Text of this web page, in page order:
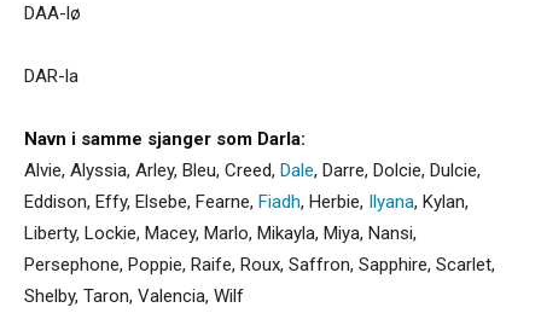
DAA-lø
DAR-la
Navn i samme sjanger som Darla:
Alvie, Alyssia, Arley, Bleu, Creed, Dale, Darre, Dolcie, Dulcie,
Eddison, Effy, Elsebe, Fearne, Fiadh, Herbie, Ilyana, Kylan,
Liberty, Lockie, Macey, Marlo, Mikayla, Miya, Nansi,
Persephone, Poppie, Raife, Roux, Saffron, Sapphire, Scarlet,
Shelby, Taron, Valencia, Wilf